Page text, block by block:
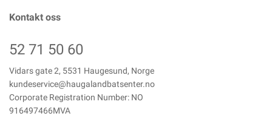
Kontakt oss
52 71 50 60
Vidars gate 2, 5531 Haugesund, Norge
kundeservice@haugalandbatsenter.no
Corporate Registration Number: NO
916497466MVA